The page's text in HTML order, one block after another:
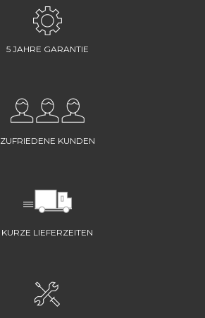
5 JAHRE GARANTIE
ZUFRIEDENE KUNDEN
KURZE LIEFERZEITEN